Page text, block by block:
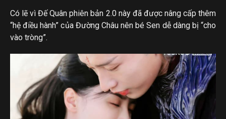
Có lẽ vì Đế Quân phiên bản 2.0 này đã được nâng cấp thêm
“hệ điều hành” của Đường Châu nên bé Sen dễ dàng bị “cho
vào tròng”.